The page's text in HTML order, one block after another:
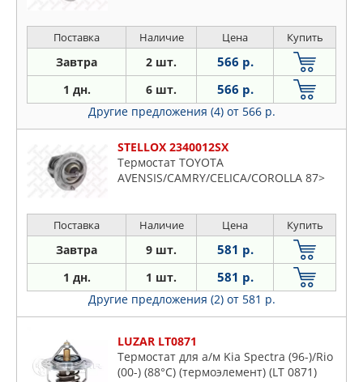
Поставка Наличие Цена Купить
Завтра 2 шт. 566 р.
1 дн. 6 шт. 566 р.
Другие предложения (4) от 566 р.
STELLOX 2340012SX
Термостат TOYOTA
AVENSIS/CAMRY/CELICA/COROLLA 87>
Поставка Наличие Цена Купить
Завтра 9 шт. 581 р.
1 дн. 1 шт. 581 р.
Другие предложения (2) от 581 р.
LUZAR LT0871
Термостат для а/м Kia Spectra (96-)/Rio
(00-) (88°С) (термоэлемент) (LT 0871)